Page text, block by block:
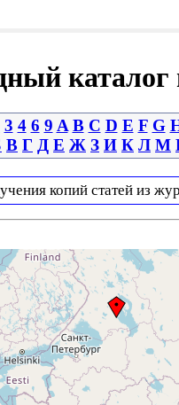
каталог
3 4 6 9 A B C D E F G
В Г Д Е Ж З И К Л М
копий статей из